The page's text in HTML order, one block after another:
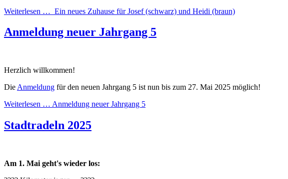
Weiterlesen … Ein neues Zuhause für Josef (schwarz) und Heidi (braun)
Anmeldung neuer Jahrgang 5
Herzlich willkommen!
Die Anmeldung für den neuen Jahrgang 5 ist nun bis zum 27. Mai 2025 möglich!
Weiterlesen … Anmeldung neuer Jahrgang 5
Stadtradeln 2025
Am 1. Mai geht's wieder los: